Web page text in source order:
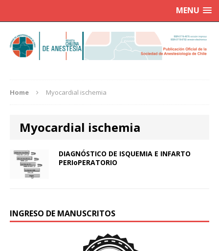
MENU
Home Myocardial ischemia
Myocardial ischemia
DIAGNÓSTICO DE ISQUEMIA E INFARTO
PERIoPERATORIO
INGRESO DE MANUSCRITOS